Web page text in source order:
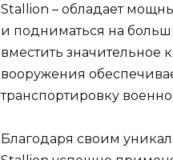
Stallion – обладает
и подниматься на
вместить значительное
вооружения
транспортировку
Благодаря своим